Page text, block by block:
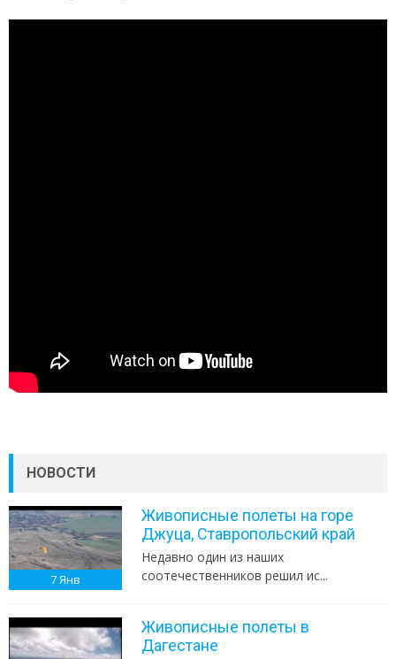
НОВОСТИ
7Янв
Живописные полеты на горе
Джуца, Ставропольский край
Недавно один из наших
соотечественников решил ис...
Живописные полеты в
Дагестане